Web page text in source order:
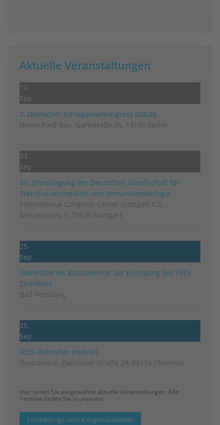
Aktuelle Veranstaltungen
10
Sep.
2. Deutscher Schlag­anfall­kongress DSG26
Henry-Ford-Bau, Garystraße 35, 14195 Berlin
23
Sep.
59. Jahrestagung der Deutschen Gesellschaft für
Transfusionsmedizin und Immunhämatologie
International Congress Center Stuttgart ICS,
Messepiazza 1, 70629 Stuttgart
25
Sep.
Akkreditiertes Basisseminar zur Erlangung des FEES-
Zertifikats
Bad Homburg
25
Sep.
FEES-Refresher (Hybrid)
Dystravoice, Zwickauer Straße 29, 09116 Chemnitz
Hier sehen Sie ausgewählte aktuelle Veranstaltungen. Alle
Termine finden Sie in unserem
Fortbildungs- und Kongresskalender